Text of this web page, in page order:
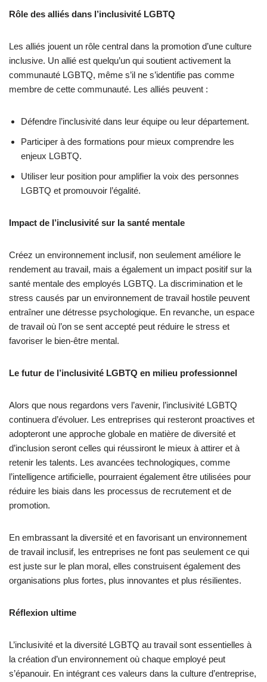
Rôle des alliés dans l’inclusivité LGBTQ
Les alliés jouent un rôle central dans la promotion d’une culture
inclusive. Un allié est quelqu’un qui soutient activement la
communauté LGBTQ, même s’il ne s’identifie pas comme
membre de cette communauté. Les alliés peuvent :
Défendre l’inclusivité dans leur équipe ou leur département.
Participer à des formations pour mieux comprendre les
enjeux LGBTQ.
Utiliser leur position pour amplifier la voix des personnes
LGBTQ et promouvoir l’égalité.
Impact de l’inclusivité sur la santé mentale
Créez un environnement inclusif, non seulement améliore le
rendement au travail, mais a également un impact positif sur la
santé mentale des employés LGBTQ. La discrimination et le
stress causés par un environnement de travail hostile peuvent
entraîner une détresse psychologique. En revanche, un espace
de travail où l’on se sent accepté peut réduire le stress et
favoriser le bien-être mental.
Le futur de l’inclusivité LGBTQ en milieu professionnel
Alors que nous regardons vers l’avenir, l’inclusivité LGBTQ
continuera d’évoluer. Les entreprises qui resteront proactives et
adopteront une approche globale en matière de diversité et
d’inclusion seront celles qui réussiront le mieux à attirer et à
retenir les talents. Les avancées technologiques, comme
l’intelligence artificielle, pourraient également être utilisées pour
réduire les biais dans les processus de recrutement et de
promotion.
En embrassant la diversité et en favorisant un environnement
de travail inclusif, les entreprises ne font pas seulement ce qui
est juste sur le plan moral, elles construisent également des
organisations plus fortes, plus innovantes et plus résilientes.
Réflexion ultime
L’inclusivité et la diversité LGBTQ au travail sont essentielles à
la création d’un environnement où chaque employé peut
s’épanouir. En intégrant ces valeurs dans la culture d’entreprise,